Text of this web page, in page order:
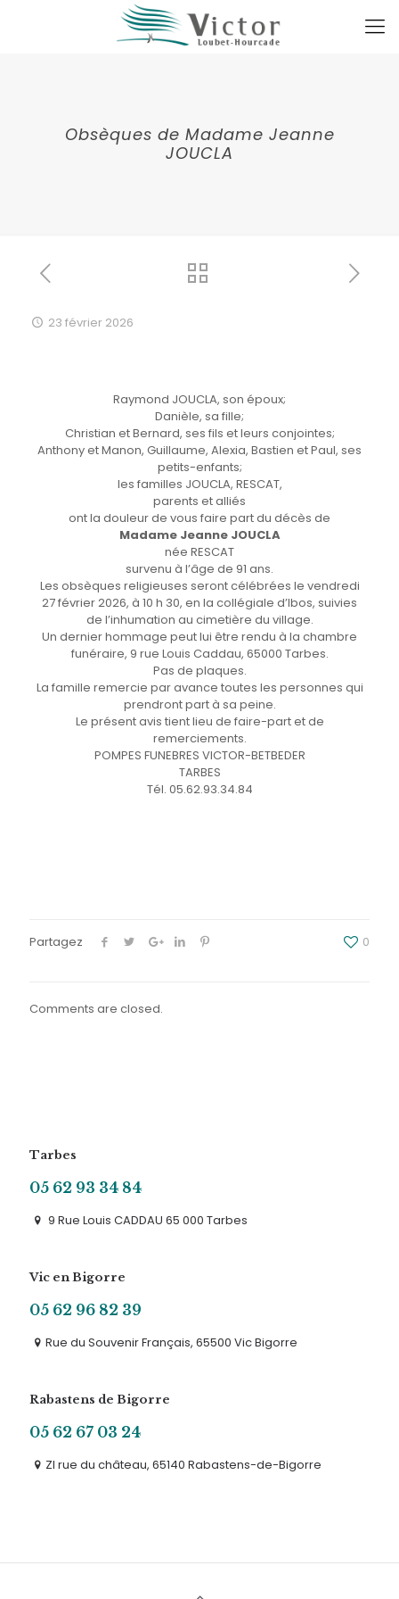
Obsèques de Madame Jeanne
JOUCLA
23 février 2026
Raymond JOUCLA, son époux;
Danièle, sa fille;
Christian et Bernard, ses fils et leurs conjointes;
Anthony et Manon, Guillaume, Alexia, Bastien et Paul, ses
petits-enfants;
les familles JOUCLA, RESCAT,
parents et alliés
ont la douleur de vous faire part du décès de
Madame Jeanne JOUCLA
née RESCAT
survenu à l’âge de 91 ans.
Les obsèques religieuses seront célébrées le vendredi
27 février 2026, à 10 h 30, en la collégiale d’Ibos, suivies
de l’inhumation au cimetière du village.
Un dernier hommage peut lui être rendu à la chambre
funéraire, 9 rue Louis Caddau, 65000 Tarbes.
Pas de plaques.
La famille remercie par avance toutes les personnes qui
prendront part à sa peine.
Le présent avis tient lieu de faire-part et de
remerciements.
POMPES FUNEBRES VICTOR-BETBEDER
TARBES
Tél. 05.62.93.34.84
Partagez 0
Comments are closed.
Tarbes
05 62 93 34 84
9 Rue Louis CADDAU 65 000 Tarbes
Vic en Bigorre
05 62 96 82 39
Rue du Souvenir Français, 65500 Vic Bigorre
Rabastens de Bigorre
05 62 67 03 24
ZI rue du château, 65140 Rabastens-de-Bigorre